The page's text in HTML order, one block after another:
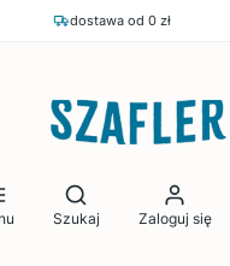
dostawa od 0 zł
Otwórz
Szukaj Zaloguj się